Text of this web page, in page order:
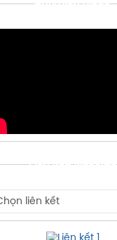
THƯ VIỆN VIDEO
LIÊN KẾT WEBSITE